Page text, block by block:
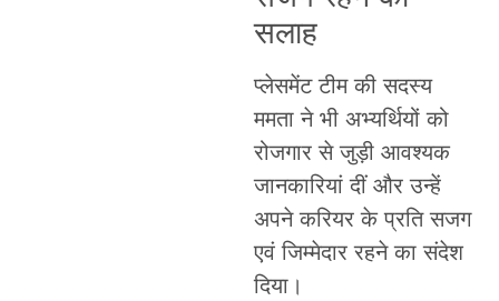
सलाह
प्लेसमेंट टीम की सदस्य
ममता ने भी अभ्यर्थियों को
रोजगार से जुड़ी आवश्यक
जानकारियां दीं और उन्हें
अपने करियर के प्रति सजग
एवं जिम्मेदार रहने का संदेश
दिया।